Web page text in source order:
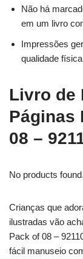
Não há
em um livro
Impressões
qualidade
Livro de
Páginas
08 –
No products found.
Crianças que
ilustradas vão
Pack of 08 –
fácil manuseio